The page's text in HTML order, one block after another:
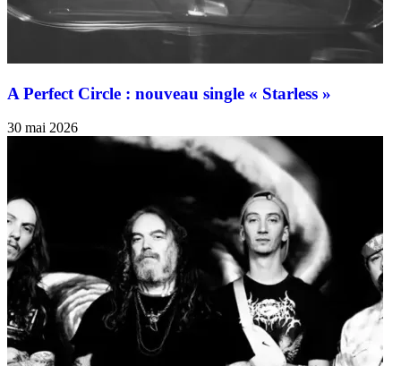
A Perfect Circle : nouveau single « Starless »
30 mai 2026